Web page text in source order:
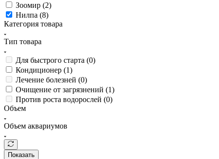
Зоомир (2)
Нилпа (8)
Категория товара
Тип товара
Для быстрого старта (0)
Кондиционер (1)
Лечение болезней (0)
Очищение от загрязнений (1)
Против роста водорослей (0)
Объем
Объем аквариумов
Показать